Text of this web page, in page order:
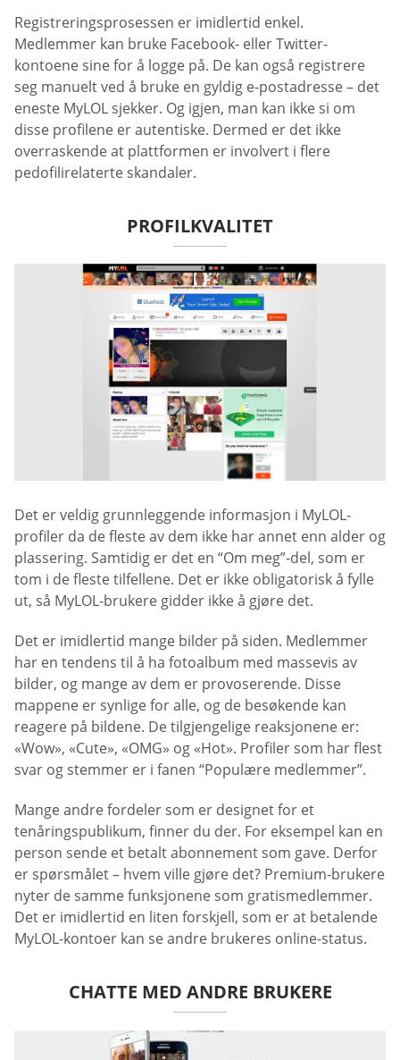
Registreringsprosessen er imidlertid enkel.
Medlemmer kan bruke Facebook- eller Twitter-
kontoene sine for å logge på. De kan også registrere
seg manuelt ved å bruke en gyldig e-postadresse – det
eneste MyLOL sjekker. Og igjen, man kan ikke si om
disse profilene er autentiske. Dermed er det ikke
overraskende at plattformen er involvert i flere
pedofilirelaterte skandaler.
PROFILKVALITET
Det er veldig grunnleggende informasjon i MyLOL-
profiler da de fleste av dem ikke har annet enn alder og
plassering. Samtidig er det en “Om meg”-del, som er
tom i de fleste tilfellene. Det er ikke obligatorisk å fylle
ut, så MyLOL-brukere gidder ikke å gjøre det.
Det er imidlertid mange bilder på siden. Medlemmer
har en tendens til å ha fotoalbum med massevis av
bilder, og mange av dem er provoserende. Disse
mappene er synlige for alle, og de besøkende kan
reagere på bildene. De tilgjengelige reaksjonene er:
«Wow», «Cute», «OMG» og «Hot». Profiler som har flest
svar og stemmer er i fanen “Populære medlemmer”.
Mange andre fordeler som er designet for et
tenåringspublikum, finner du der. For eksempel kan en
person sende et betalt abonnement som gave. Derfor
er spørsmålet – hvem ville gjøre det? Premium-brukere
nyter de samme funksjonene som gratismedlemmer.
Det er imidlertid en liten forskjell, som er at betalende
MyLOL-kontoer kan se andre brukeres online-status.
CHATTE MED ANDRE BRUKERE